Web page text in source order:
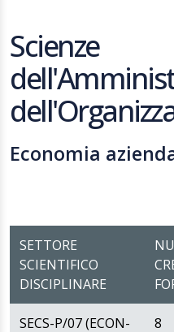
Scienze
Economia
SETTORE
SCIENTIFICO
DISCIPLINARE
SECS-P/07 (ECON-
8